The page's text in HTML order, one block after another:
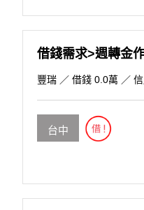
借錢需求>週轉金
豐瑞 ／ 借錢 0.0萬 ／
台中